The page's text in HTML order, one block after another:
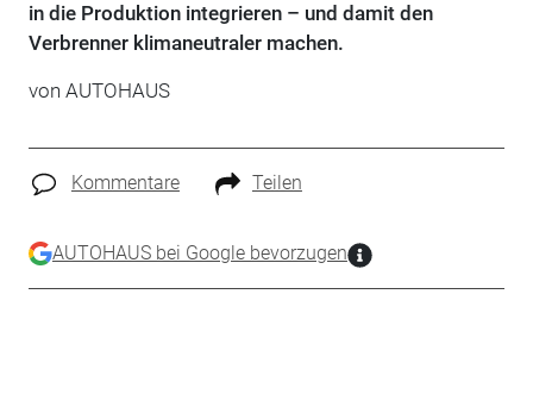
in die Produktion integrieren – und damit den
Verbrenner klimaneutraler machen.
von AUTOHAUS
Kommentare Teilen
AUTOHAUS bei Google bevorzugen